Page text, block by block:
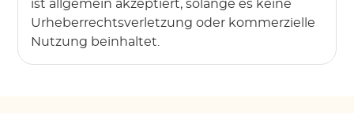
ist allgemein akzeptiert, solange es keine
Urheberrechtsverletzung oder kommerzielle
Nutzung beinhaltet.